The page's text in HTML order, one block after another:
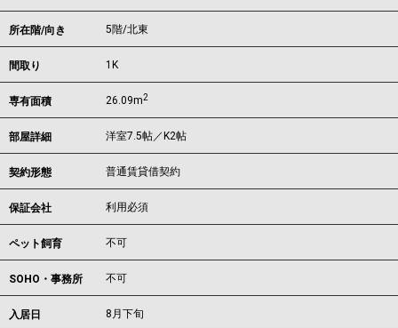
所在階/向き 5階/北東
間取り 1K
専有面積 26.09m2
部屋詳細 洋室7.5帖／K2帖
契約形態 普通賃貸借契約
保証会社 利用必須
ペット飼育 不可
SOHO・事務所 不可
入居日 8月下旬